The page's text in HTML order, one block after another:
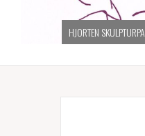
HJORTEN